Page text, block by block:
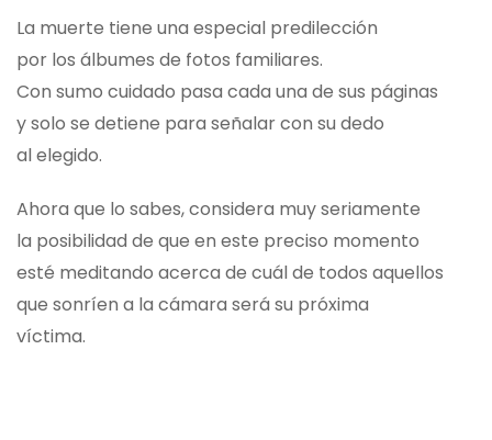
La muerte tiene una especial predilección
por los álbumes de fotos familiares.
Con sumo cuidado pasa cada una de sus páginas
y solo se detiene para señalar con su dedo
al elegido.
Ahora que lo sabes, considera muy seriamente
la posibilidad de que en este preciso momento
esté meditando acerca de cuál de todos aquellos
que sonríen a la cámara será su próxima
víctima.